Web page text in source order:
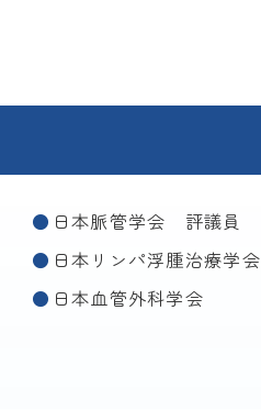
日本脈管学会 評議員
日本リンパ浮腫治療学会
日本血管外科学会